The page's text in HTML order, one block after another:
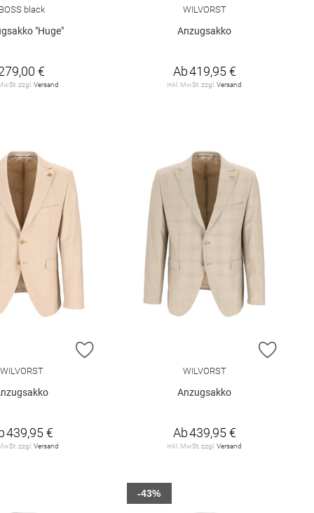
BOSS black
"Huge"
€
zzgl.Versand
WILVORST
Anzugsakko
Ab419,95 €
inkl. MwSt. zzgl.Versand
HINZUFÜGEN
WILVORST
439,95 €
zzgl.Versand
ZUR
WILVORST
Anzugsakko
Ab439,95 €
inkl. MwSt. zzgl.Versand
-43%